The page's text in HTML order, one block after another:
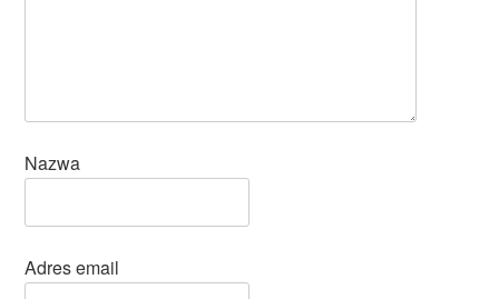
Nazwa
Adres email